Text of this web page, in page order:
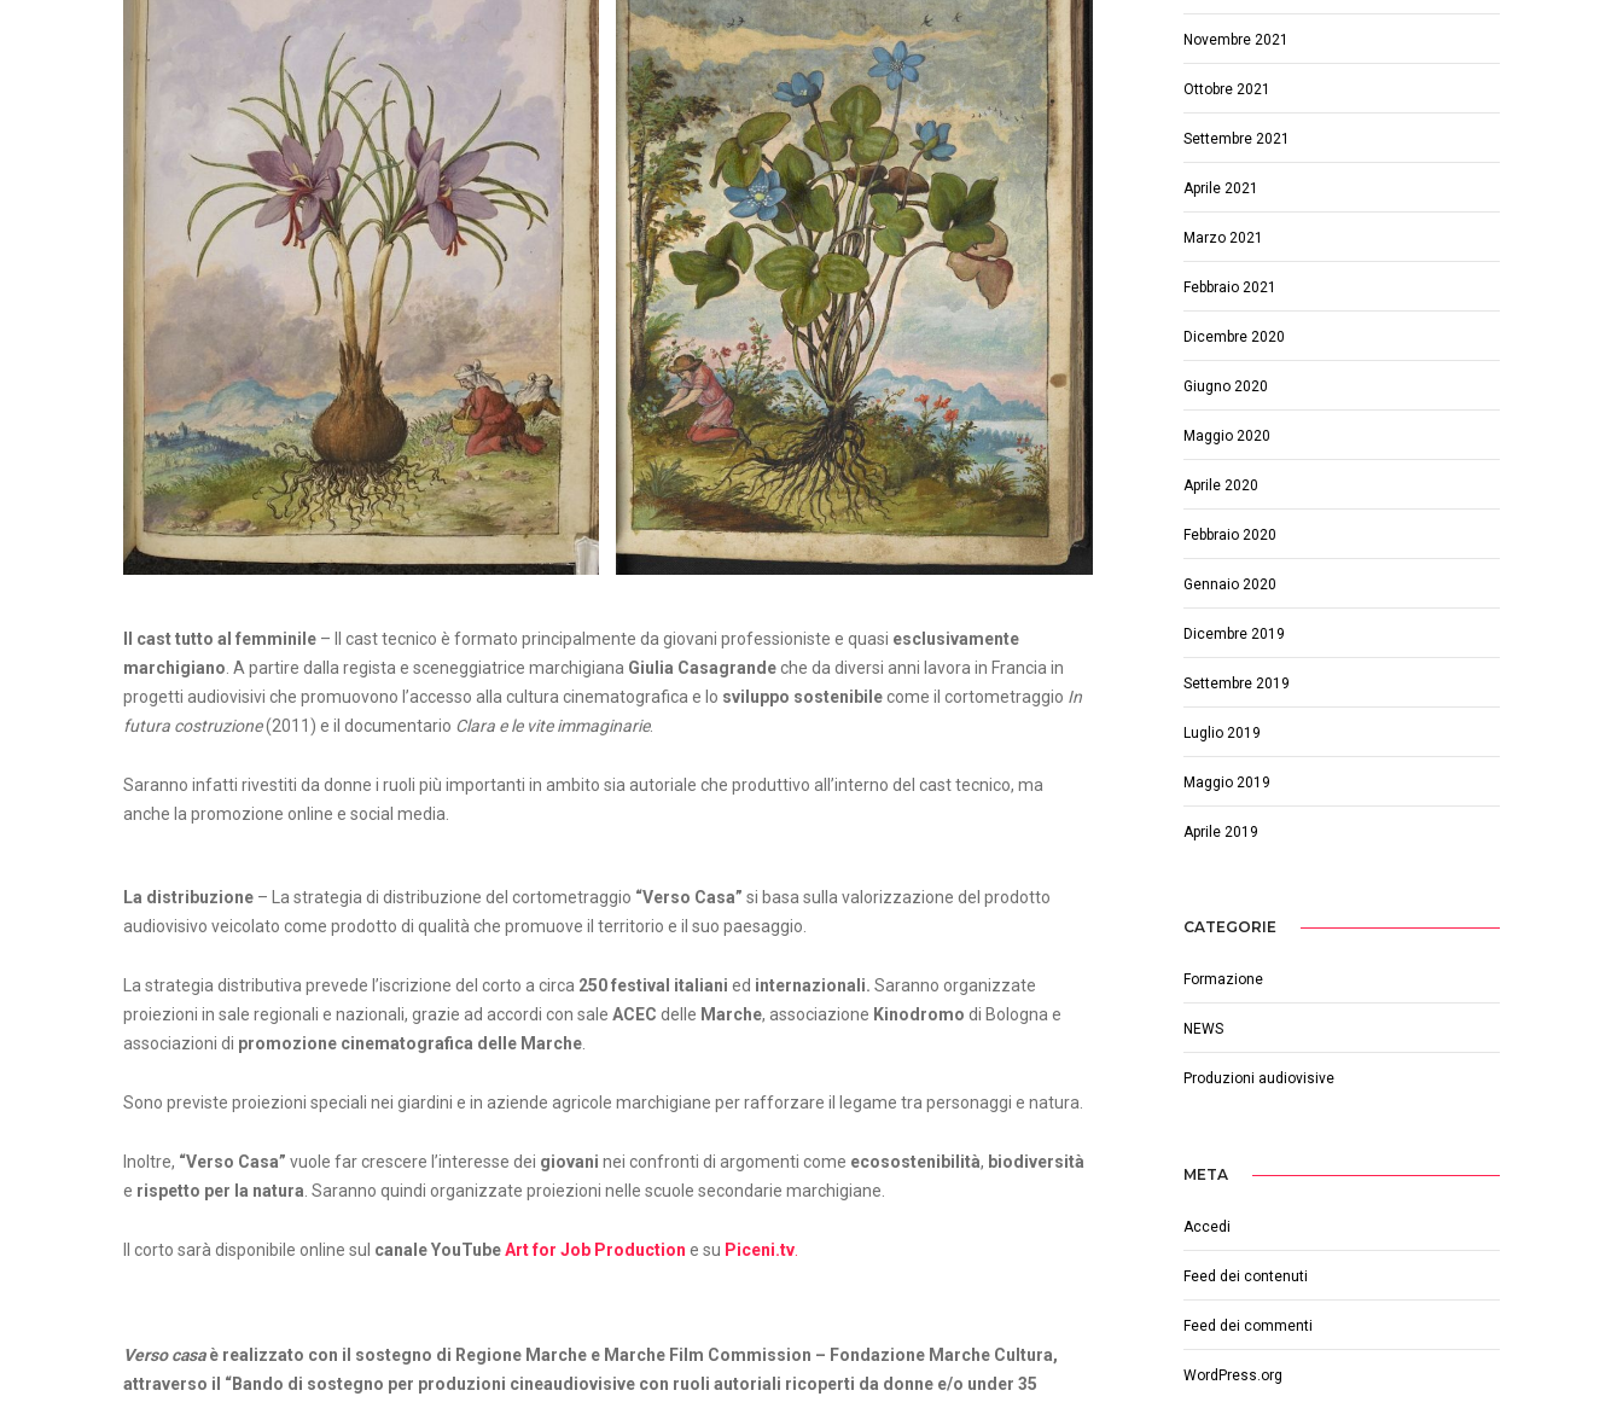
Il cast tutto al femminile – Il cast tecnico è formato principalmente da giovani professioniste e quasi esclusivamente
marchigiano . A partire dalla regista e sceneggiatrice marchigiana Giulia Casagrandeche da diversi anni lavora in Francia in
progetti audiovisivi che promuovono l’accesso alla cultura cinematografica e lo sviluppo sostenibilecome il cortometraggio In
futura costruzione(2011) e il documentario Clara e le vite immaginarie.
Saranno infatti rivestiti da donne i ruoli più importanti in ambito sia autoriale che produttivo all’interno del cast tecnico, ma
anche la promozione online e social media.
La distribuzione – La strategia di distribuzione del cortometraggio “Verso Casa” si basa sulla valorizzazione del prodotto
audiovisivo veicolato come prodotto di qualità che promuove il territorio e il suo paesaggio.
La strategia distributiva prevede l’iscrizione del corto a circa 250 festival italiani ed internazionali. Saranno organizzate
proiezioni in sale regionali e nazionali, grazie ad accordi con sale ACEC delle Marche, associazione Kinodromo di Bologna e
associazioni di promozione cinematografica delle Marche
Sono previste proiezioni speciali nei giardini e in aziende agricole marchigiane per rafforzare il legame tra personaggi e natura.
Inoltre, “Verso Casa” vuole far crescere l’interesse dei giovani nei confronti di argomenti come ecosostenibilità, biodiversità
e rispetto per la natura . Saranno quindi organizzate proiezioni nelle scuole secondarie marchigiane.
Il corto sarà disponibile online sul canale YouTubeArt for Job Production e su Piceni.tv
Verso casaè realizzato con il sostegno di Regione Marche e Marche Film Commission – Fondazione Marche Cultura,
attraverso il “Bando di sostegno per produzioni cineaudiovisive con ruoli autoriali ricoperti da donne e/o under 35
Novembre 2021
Ottobre 2021
Settembre 2021
Aprile 2021
Marzo 2021
Febbraio 2021
Dicembre 2020
Giugno 2020
Maggio 2020
Aprile 2020
Febbraio 2020
Gennaio 2020
Dicembre 2019
Settembre 2019
Luglio 2019
Maggio 2019
Aprile 2019
CATEGORIE
Formazione
NEWS
Produzioni audiovisive
META
Accedi
Feed dei contenuti
Feed dei commenti
WordPress.org